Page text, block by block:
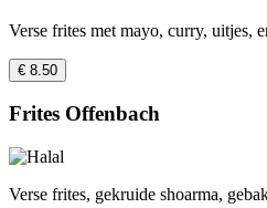
Verse frites met mayo, curry, uitjes,
€ 8.50
Frites Offenbach
Verse frites, gekruide shoarma,